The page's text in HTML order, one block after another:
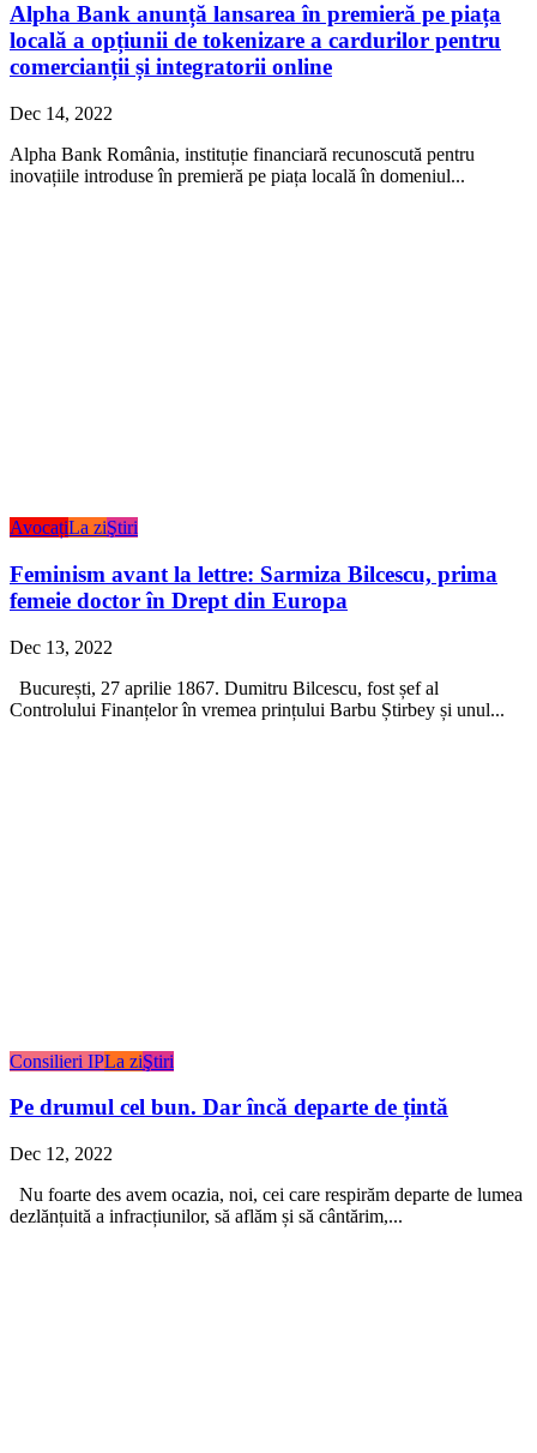
Alpha Bank anunță lansarea în premieră pe piața
locală a opțiunii de tokenizare a cardurilor pentru
comercianții și integratorii online
Dec 14, 2022
Alpha Bank România, instituție financiară recunoscută pentru
inovațiile introduse în premieră pe piața locală în domeniul...
AvocațiLa ziŞtiri
Feminism avant la lettre: Sarmiza Bilcescu, prima
femeie doctor în Drept din Europa
Dec 13, 2022
București, 27 aprilie 1867. Dumitru Bilcescu, fost șef al
Controlului Finanțelor în vremea prințului Barbu Știrbey și unul...
Consilieri IPLa ziŞtiri
Pe drumul cel bun. Dar încă departe de țintă
Dec 12, 2022
Nu foarte des avem ocazia, noi, cei care respirăm departe de lumea
dezlănțuită a infracțiunilor, să aflăm și să cântărim,...